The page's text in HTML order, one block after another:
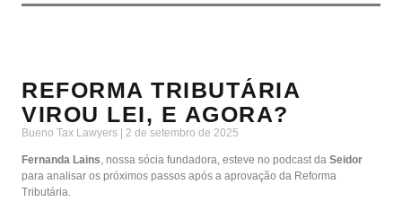
REFORMA TRIBUTÁRIA
VIROU LEI, E AGORA?
Bueno Tax Lawyers 2 de setembro de 2025
Fernanda Lains , nossa sócia fundadora, esteve no podcast da Seidor
para analisar os próximos passos após a aprovação da Reforma
Tributária.